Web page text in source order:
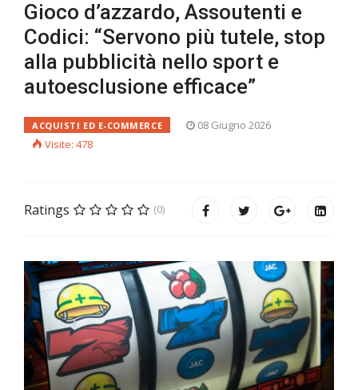
Gioco d’azzardo, Assoutenti e
Codici: “Servono più tutele, stop
alla pubblicità nello sport e
autoesclusione efficace”
ACQUISTI ED E-COMMERCE
08 Giugno 2026
Visite: 478
Ratings (0)